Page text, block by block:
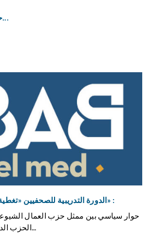
الدورة التدريبية للصحفيين «تغطية النقاش السياسي» :
حوار سياسي بين ممثل حزب العمال
الحزب الديمقراطي التقدمي...